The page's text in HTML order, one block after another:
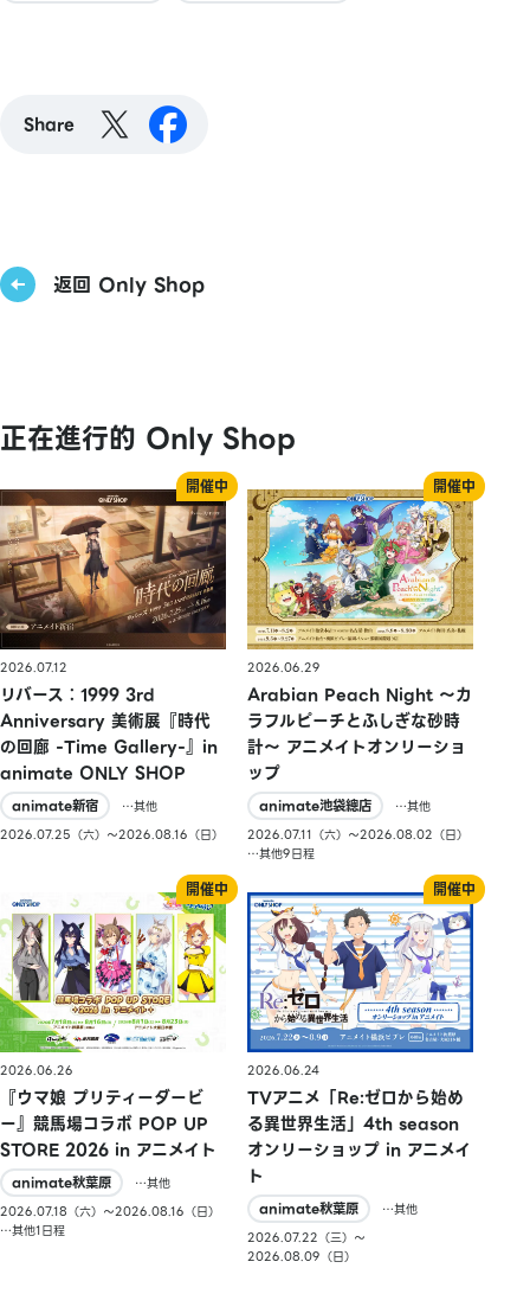
Share
返回 Only Shop
正在進行的 Only Shop
2026.07.12
リバース：1999 3rd
Anniversary 美術展『時代
の回廊 -Time Gallery-』in
animate ONLY SHOP
animate新宿
…其他
2026.07.25（六）〜2026.08.16（日）
2026.06.29
Arabian Peach Night 〜カ
ラフルピーチとふしぎな砂時
計〜 アニメイトオンリーショ
ップ
animate池袋總店
…其他
2026.07.11（六）〜2026.08.02（日）
…其他9日程
2026.06.26
『ウマ娘 プリティーダービ
ー』競馬場コラボ POP UP
STORE 2026 in アニメイト
animate秋葉原
…其他
2026.07.18（六）〜2026.08.16（日）
…其他1日程
2026.06.24
TVアニメ「Re:ゼロから始め
る異世界生活」4th season
オンリーショップ in アニメイ
ト
animate秋葉原
…其他
2026.07.22（三）〜
2026.08.09（日）